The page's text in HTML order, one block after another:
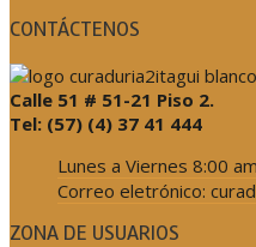
CONTÁCTENOS
Calle 51 # 51-21 Piso 2.
Tel: (57) (4) 37 41 444
Lunes a Viernes 8:00
Correo eletrónico:
ZONA DE USUARIOS